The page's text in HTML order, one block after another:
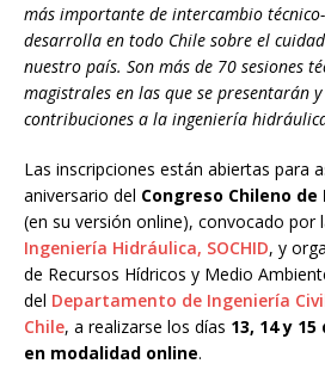
más importante de intercambio
desarrolla en todo Chile sobre el
nuestro país. Son más de 70 sesiones
magistrales en las que se presentarán
contribuciones a la ingeniería
Las inscripciones están abiertas para
aniversario del Congreso Chileno
(en su versión online), convocado por
Ingeniería Hidráulica, SOCHID, y
de Recursos Hídricos y Medio
del Departamento de Ingeniería
Chile, a realizarse los días 13, 14 y
en modalidad online.